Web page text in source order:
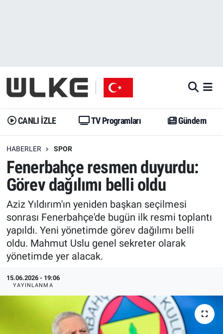
CANLI İZLE TV Programları Gündem
HABERLER SPOR
Fenerbahçe resmen duyurdu:
Görev dağılımı belli oldu
Aziz Yıldırım'ın yeniden başkan seçilmesi
sonrası Fenerbahçe'de bugün ilk resmi toplantı
yapıldı. Yeni yönetimde görev dağılımı belli
oldu. Mahmut Uslu genel sekreter olarak
yönetimde yer alacak.
15.06.2026 - 19:06
YAYINLANMA
Gündem
Dünya
Erişim Bilgileri
Ekonomi
Trend
Özel Haberler
Gündem
Trend
Erişim Bilgileri
Spor
Ekonomi
Dünya
İstanbul Namaz Vakitleri
Trafik Durumu
Erişim Bilgileri
Tüm Manşetler
Son Dakika Haberleri
Haber Arşivi